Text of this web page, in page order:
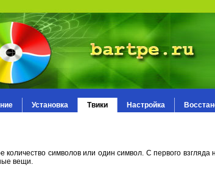
Установка Твики Настройка
символов или один символ. С первого взгляда
вещи.